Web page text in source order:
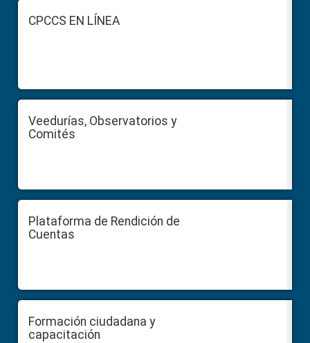
FooterCPCCS EN LÍNEA
Veedurías, Observatorios y
Comités
Plataforma de Rendición de
Cuentas
Formación ciudadana y
capacitación